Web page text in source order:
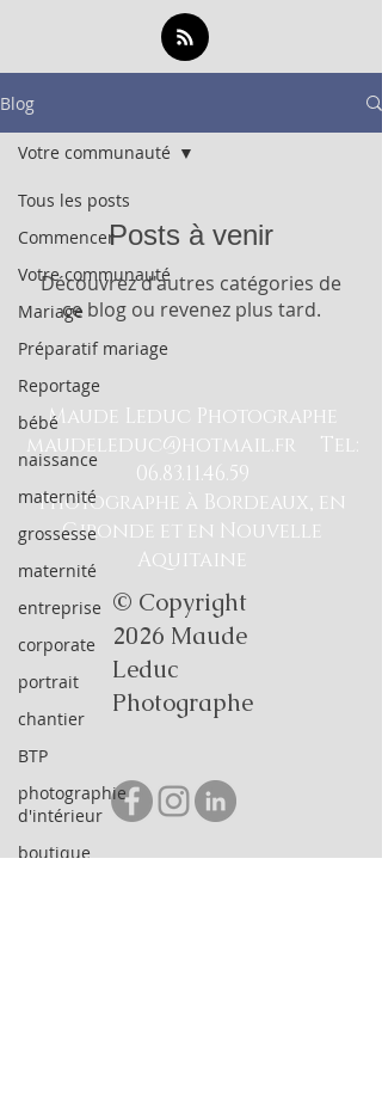
Blog
Tous les posts
Commencer
Votre communauté
Mariage
Préparatif mariage
Reportage
bébé
naissance
maternité
grossesse
maternité
entreprise
corporate
portrait
chantier
BTP
photographie
d'intérieur
boutique
Votre communauté
Posts à venir
Découvrez d'autres catégories de
ce blog ou revenez plus tard.
Maude Leduc Photographe
maudeleduc@hotmail.fr Tel:
06.83.11.46.59
Photographe à Bordeaux, en
Gironde et en Nouvelle
Aquitaine
© Copyright
2026 Maude
Leduc
Photographe